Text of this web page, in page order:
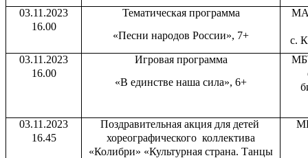
03.11.2023
16.00
Тематическая программа
«Песни народов России», 7+
с.
03.11.2023
16.00
Игровая программа
«В единстве наша сила», 6+
03.11.2023
16.45
Поздравительная акция для детей
хореографического коллектива
«Колибри» «Культурная страна. Танцы